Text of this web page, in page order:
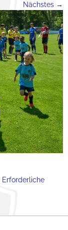
Nächstes →
Erforderliche